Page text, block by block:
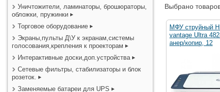
Уничтожители, ламинаторы, брошюраторы,
обложки, пружинки
Торговое оборудование
Экраны,пульты Д\У к экранам,системы
голосования,крепления к проекторам
Интерактивные доски,доп.устройства
Сетевые фильтры, стабилизаторы и блок
розеток.
Заменяемые батареи для UPS
Выбрано
МФУ струйный
vantage Ultra
анер/копир, 12